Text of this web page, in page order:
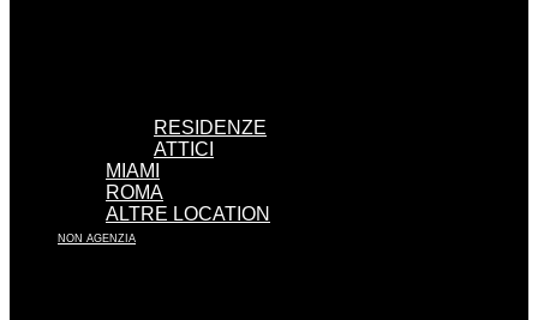
RESIDENZE
ATTICI
MIAMI
ROMA
ALTRE LOCATION
NON AGENZIA